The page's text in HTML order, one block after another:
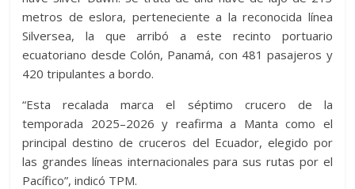
metros de eslora, perteneciente a la reconocida línea
Silversea, la que arribó a este recinto portuario
ecuatoriano desde Colón, Panamá, con 481 pasajeros y
420 tripulantes a bordo.
“Esta recalada marca el séptimo crucero de la
temporada 2025–2026 y reafirma a Manta como el
principal destino de cruceros del Ecuador, elegido por
las grandes líneas internacionales para sus rutas por el
Pacífico”, indicó TPM.